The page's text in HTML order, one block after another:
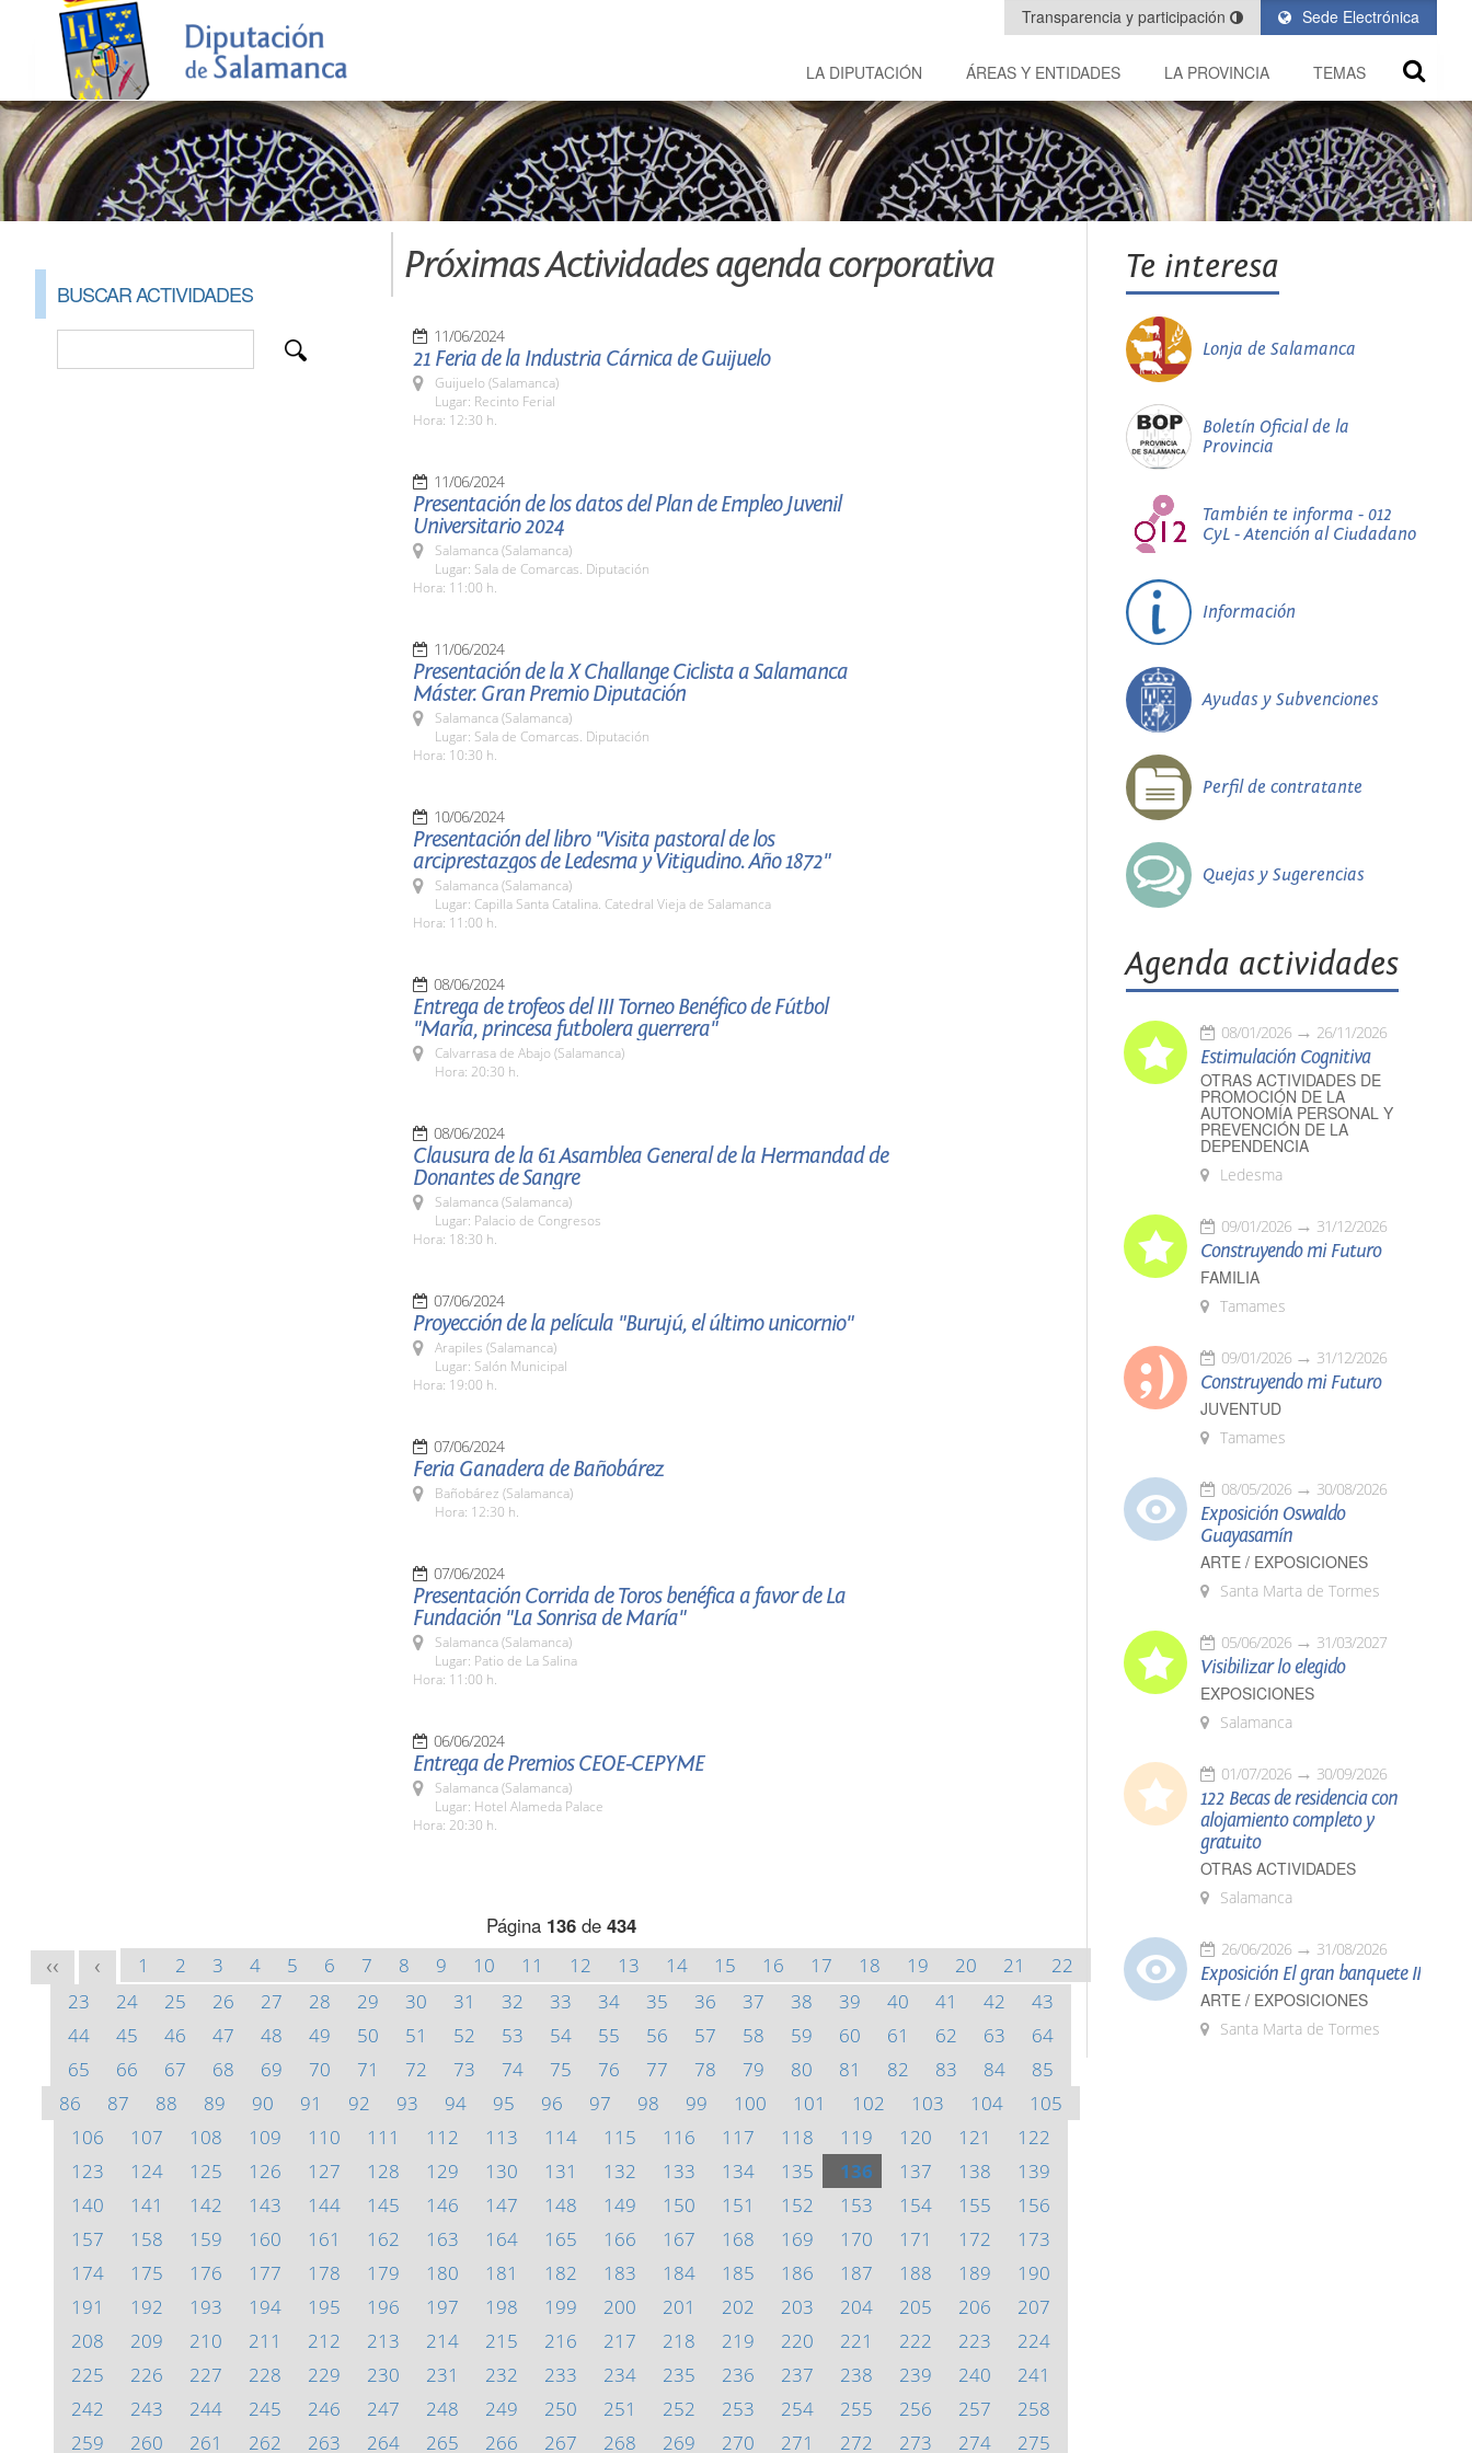
Sede Electrónica
Transparencia y participación
LA DIPUTACIÓN ÁREAS Y ENTIDADES LA PROVINCIA TEMAS
BUSCAR ACTIVIDADES
Próximas Actividades agenda corporativa
11/06/2024
21 Feria de la Industria Cárnica de Guijuelo
Guijuelo (Salamanca)
Lugar: Recinto Ferial
Hora: 12:30 h.
11/06/2024
Presentación de los datos del Plan de Empleo Juvenil
Universitario 2024
Salamanca (Salamanca)
Lugar: Sala de Comarcas. Diputación
Hora: 11:00 h.
11/06/2024
Presentación de la X Challange Ciclista a Salamanca
Máster. Gran Premio Diputación
Salamanca (Salamanca)
Lugar: Sala de Comarcas. Diputación
Hora: 10:30 h.
10/06/2024
Presentación del libro "Visita pastoral de los
arciprestazgos de Ledesma y Vitigudino. Año 1872"
Salamanca (Salamanca)
Lugar: Capilla Santa Catalina. Catedral Vieja de Salamanca
Hora: 11:00 h.
08/06/2024
Entrega de trofeos del III Torneo Benéfico de Fútbol
"María, princesa futbolera guerrera"
Calvarrasa de Abajo (Salamanca)
Hora: 20:30 h.
08/06/2024
Clausura de la 61 Asamblea General de la Hermandad de
Donantes de Sangre
Salamanca (Salamanca)
Lugar: Palacio de Congresos
Hora: 18:30 h.
07/06/2024
Proyección de la película "Burujú, el último unicornio"
Arapiles (Salamanca)
Lugar: Salón Municipal
Hora: 19:00 h.
07/06/2024
Feria Ganadera de Bañobárez
Bañobárez (Salamanca)
Hora: 12:30 h.
07/06/2024
Presentación Corrida de Toros benéfica a favor de La
Fundación "La Sonrisa de María"
Salamanca (Salamanca)
Lugar: Patio de La Salina
Hora: 11:00 h.
06/06/2024
Entrega de Premios CEOE-CEPYME
Salamanca (Salamanca)
Lugar: Hotel Alameda Palace
Hora: 20:30 h.
Página 136de 434
<< < 1 2 3 4 5 6 7 8 9 10 11 12 13 14 15 16 17 18 19 20 21
22
23
24 25 26 27 28 29 30 31 32 33 34 35 36 37 38 39 40 41 42
43
44
45 46 47 48 49 50 51 52 53 54 55 56 57 58 59 60 61 62 63
64
65
66 67 68 69 70 71 72 73 74 75 76 77 78 79 80 81 82 83 84
85
86
87 88 89 90 91 92 93 94 95 96 97 98 99 100 101 102 103 104
105
106
107 108 109 110 111 112 113 114 115 116 117 118 119 120 121
122
123
124 125 126 127 128 129 130 131 132 133 134 135 136 137 138
139
140
141 142 143 144 145 146 147 148 149 150 151 152 153 154 155
156
157
158 159 160 161 162 163 164 165 166 167 168 169 170 171 172
173
174
175 176 177 178 179 180 181 182 183 184 185 186 187 188 189
190
191
192 193 194 195 196 197 198 199 200 201 202 203 204 205 206
207
208
209 210 211 212 213 214 215 216 217 218 219 220 221 222 223
224
225
226 227 228 229 230 231 232 233 234 235 236 237 238 239 240
241
242
243 244 245 246 247 248 249 250 251 252 253 254 255 256 257
258
259
260 261 262 263 264 265 266 267 268 269 270 271 272 273 274 275
Te interesa
Lonja de Salamanca
Boletín Oficial de la
Provincia
También te informa - 012
CyL - Atención al Ciudadano
Información
Ayudas y Subvenciones
Perfil de contratante
Quejas y Sugerencias
Agenda actividades
08/01/2026 26/11/2026
Estimulación Cognitiva
OTRAS ACTIVIDADES DE
PROMOCIÓN DE LA
AUTONOMÍA PERSONAL Y
PREVENCIÓN DE LA
DEPENDENCIA
Ledesma
09/01/2026 31/12/2026
Construyendo mi Futuro
FAMILIA
Tamames
09/01/2026 31/12/2026
Construyendo mi Futuro
JUVENTUD
Tamames
08/05/2026 30/08/2026
Exposición Oswaldo
Guayasamín
ARTE / EXPOSICIONES
Santa Marta de Tormes
05/06/2026 31/03/2027
Visibilizar lo elegido
EXPOSICIONES
Salamanca
01/07/2026 30/09/2026
122 Becas de residencia con
alojamiento completo y
gratuito
OTRAS ACTIVIDADES
Salamanca
26/06/2026 31/08/2026
Exposición El gran banquete II
ARTE / EXPOSICIONES
Santa Marta de Tormes